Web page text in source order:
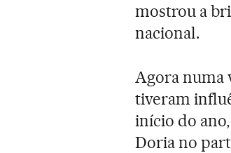
mostrou a
nacional.
Agora numa
tiveram
início do
Doria no